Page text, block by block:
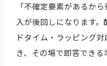
「不確定要素があるか
入が後回しになります
ドタイム・ラッピング
き、その場で即答できる